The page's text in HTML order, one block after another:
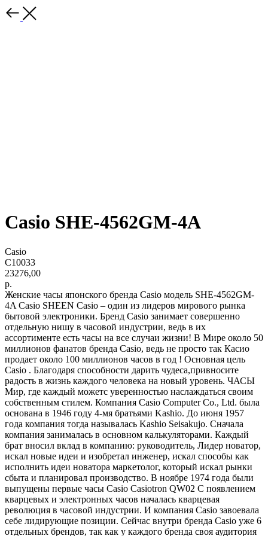
Casio SHE-4562GM-4A
Casio
C10033
23276,00
р.
Женские часы японского бренда Casio модель SHE-4562GM-
4A Casio SHEEN Casio – один из лидеров мирового рынка
бытовой электроники. Бренд Casio занимает совершенно
отдельную нишу в часовой индустрии, ведь в их
ассортименте есть часы на все случаи жизни! В Мире около 50
миллионов фанатов бренда Casio, ведь не просто так Касио
продает около 100 миллионов часов в год ! Основная цель
Casio . Благодаря способности дарить чудеса,привносите
радость в жизнь каждого человека на новый уровень. ЧАСЫ
Мир, где каждый можетс уверенностью наслаждаться своим
собственным стилем. Компания Casio Computer Co., Ltd. была
основана в 1946 году 4-мя братьями Kashio. До июня 1957
года компания тогда называлась Kashio Seisakujo. Сначала
компания занималась в основном калькуляторами. Каждый
брат вносил вклад в компанию: руководитель, Лидер новатор,
искал новые идеи и изобретал инженер, искал способы как
исполнить идеи новатора маркетолог, который искал рынки
сбыта и планировал производство. В ноябре 1974 года были
выпущены первые часы Casio Casiotron QW02 С появлением
кварцевых и электронных часов началась кварцевая
революция в часовой индустрии. И компания Casio завоевала
себе лидирующие позиции. Сейчас внутри бренда Casio уже 6
отдельных брендов, так как у каждого бренда своя аудитория